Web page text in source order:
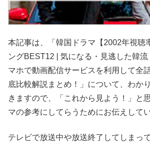
本記事は、「韓国ドラマ【2002年視聴
ングBEST12 | 気になる・見逃した韓
マホで動画配信サービスを利用して全
底比較解説まとめ！」について、わか
きますので、「これから見よう！」と
マの参考にしてらうためにお伝えして
テレビで放送中や放送終了してしまっ